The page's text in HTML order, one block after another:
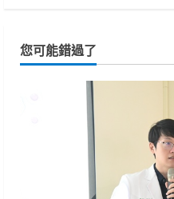
您可能錯過了